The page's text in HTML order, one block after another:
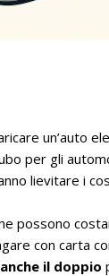
un’auto
per gli
lievitare i
possono
con carta
il doppio